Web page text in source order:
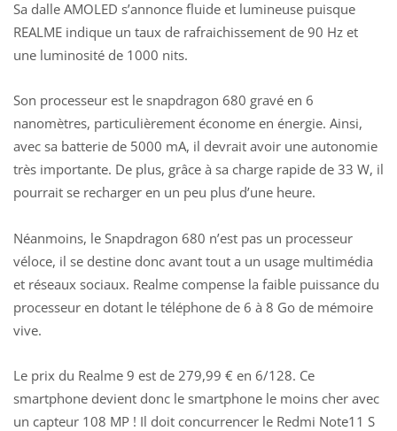
Sa dalle AMOLED s’annonce fluide et lumineuse puisque
REALME indique un taux de rafraichissement de 90 Hz et
une luminosité de 1000 nits.
Son processeur est le snapdragon 680 gravé en 6
nanomètres, particulièrement économe en énergie. Ainsi,
avec sa batterie de 5000 mA, il devrait avoir une autonomie
très importante. De plus, grâce à sa charge rapide de 33 W, il
pourrait se recharger en un peu plus d’une heure.
Néanmoins, le Snapdragon 680 n’est pas un processeur
véloce, il se destine donc avant tout a un usage multimédia
et réseaux sociaux. Realme compense la faible puissance du
processeur en dotant le téléphone de 6 à 8 Go de mémoire
vive.
Le prix du Realme 9 est de 279,99 € en 6/128. Ce
smartphone devient donc le smartphone le moins cher avec
un capteur 108 MP ! Il doit concurrencer le Redmi Note11 S